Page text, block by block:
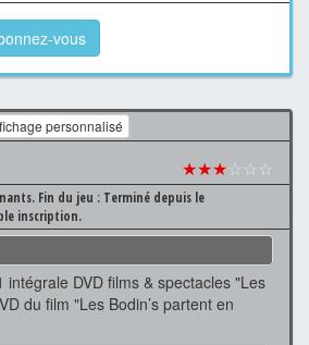
vous
personnalisé
★★★☆☆☆
Fin du jeu : Terminé depuis le
inscription.
intégrale DVD films & spectacles "Les
du film "Les Bodin’s partent en